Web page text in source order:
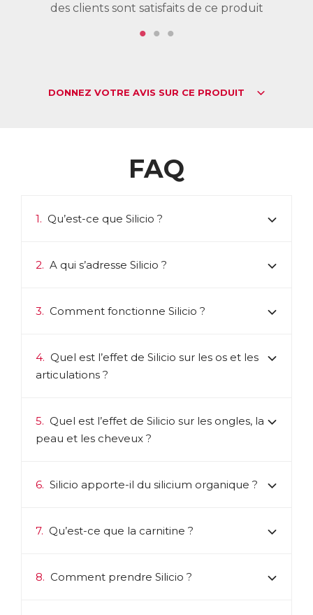
des clients sont satisfaits de ce produit
DONNEZ VOTRE AVIS SUR CE PRODUIT
FAQ
1. Qu’est-ce que Silicio ?
2. A qui s’adresse Silicio ?
3. Comment fonctionne Silicio ?
4. Quel est l’effet de Silicio sur les os et les
articulations ?
5. Quel est l’effet de Silicio sur les ongles, la
peau et les cheveux ?
6. Silicio apporte-il du silicium organique ?
7. Qu’est-ce que la carnitine ?
8. Comment prendre Silicio ?